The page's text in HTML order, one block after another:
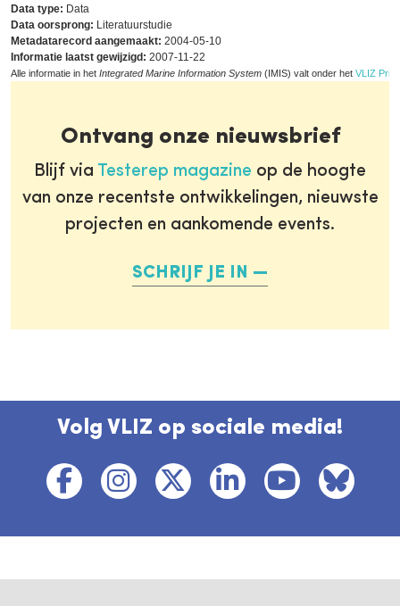
Data type: Data
Data oorsprong: Literatuurstudie
Metadatarecord aangemaakt: 2004-05-10
Informatie laatst gewijzigd: 2007-11-22
Alle informatie in het Integrated Marine Information System (IMIS) valt onder het VLIZ
Ontvang onze nieuwsbrief
Blijf via Testerep magazine op de hoogte
van onze recentste ontwikkelingen, nieuwste
projecten en aankomende events.
SCHRIJF JE IN
Volg VLIZ op sociale media!